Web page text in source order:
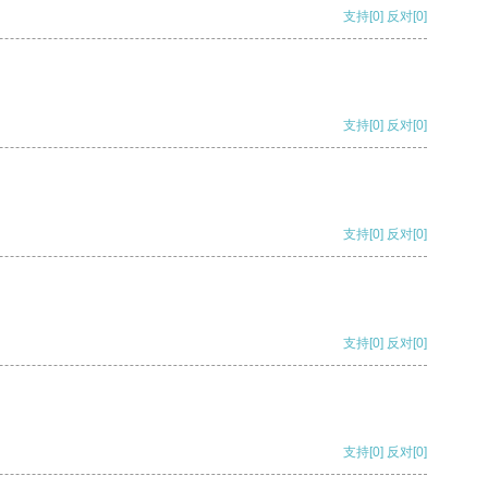
支持[0] 反对[0]
支持[0] 反对[0]
支持[0] 反对[0]
支持[0] 反对[0]
支持[0] 反对[0]